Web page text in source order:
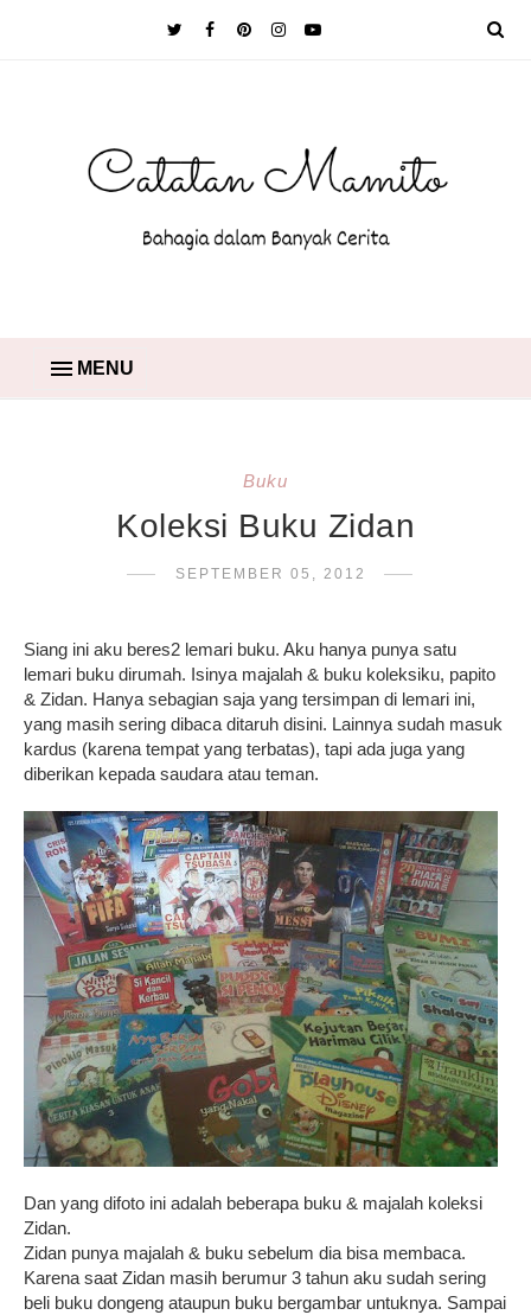
MENU
Buku
Koleksi Buku Zidan
SEPTEMBER 05, 2012
Siang ini aku beres2 lemari buku. Aku hanya punya satu
lemari buku dirumah. Isinya majalah & buku koleksiku, papito
& Zidan. Hanya sebagian saja yang tersimpan di lemari ini,
yang masih sering dibaca ditaruh disini. Lainnya sudah masuk
kardus (karena tempat yang terbatas), tapi ada juga yang
diberikan kepada saudara atau teman.
Dan yang difoto ini adalah beberapa buku & majalah koleksi
Zidan.
Zidan punya majalah & buku sebelum dia bisa membaca.
Karena saat Zidan masih berumur 3 tahun aku sudah sering
beli buku dongeng ataupun buku bergambar untuknya. Sampai